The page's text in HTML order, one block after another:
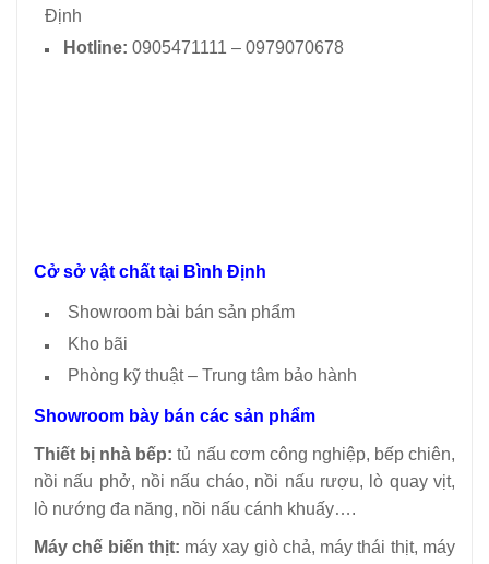
Định
Hotline: 0905471111 – 0979070678
Cở sở vật chất tại Bình Định
Showroom bài bán sản phẩm
Kho bãi
Phòng kỹ thuật – Trung tâm bảo hành
Showroom bày bán các sản phẩm
Thiết bị nhà bếp: tủ nấu cơm công nghiệp, bếp chiên,
nồi nấu phở, nồi nấu cháo, nồi nấu rượu, lò quay vịt,
lò nướng đa năng, nồi nấu cánh khuấy….
Máy chế biến thịt: máy xay giò chả, máy thái thịt, máy